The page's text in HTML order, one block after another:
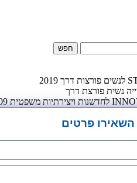
השאירו פרטים